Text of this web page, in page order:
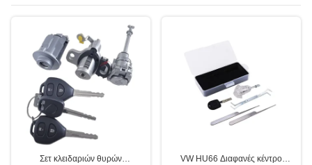
Σετ κλειδαριών θυρών
VW HU66 Διαφανές κέντρο